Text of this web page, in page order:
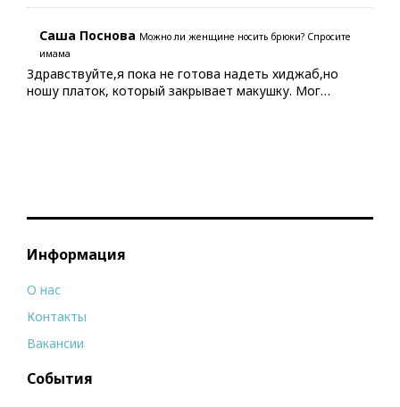
Саша Поснова Можно ли женщине носить брюки? Спросите
имама
Здравствуйте,я пока не готова надеть хиджаб,но
ношу платок, который закрывает макушку. Мог…
Информация
О нас
Контакты
Вакансии
События